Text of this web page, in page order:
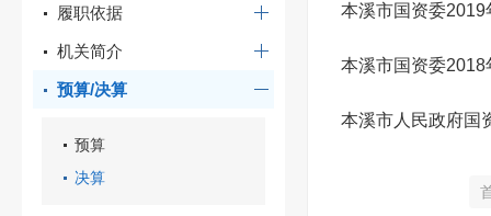
履职依据
机关简介
预算/决算
预算
决算
本溪市国资委2019
本溪市国资委2018
本溪市人民政府国